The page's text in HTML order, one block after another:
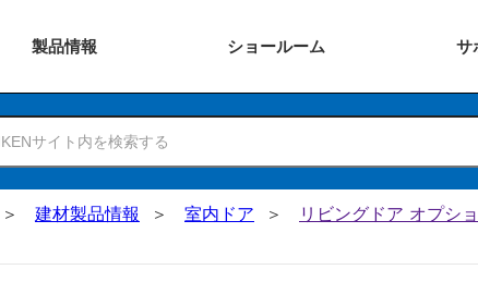
製品情報 ショールーム サ
建材製品情報 室内ドア
リビングドア オプシ